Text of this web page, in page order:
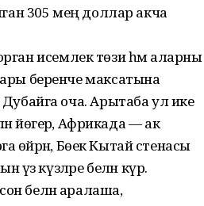
305 мең доллар акча
исемлек төзи һәм аларны
беренче максатына
оча. Арытаба ул ике
йөгерә, Африкада — ак
өйрәнә, Бөек Кытай стенасы
күзләре белән күрә.
белән аралаша,